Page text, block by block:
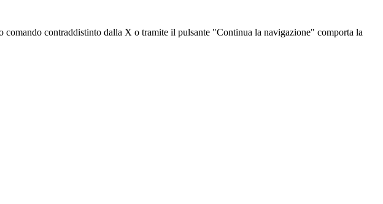
contraddistinto dalla X o tramite il pulsante "Continua la navigazione" comporta la